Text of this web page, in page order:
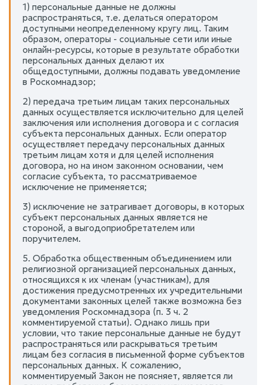
1) персональные данные не должны
распространяться, т.е. делаться оператором
доступными неопределенному кругу лиц. Таким
образом, операторы - социальные сети или иные
онлайн-ресурсы, которые в результате обработки
персональных данных делают их
общедоступными, должны подавать уведомление
в Роскомнадзор;
2) передача третьим лицам таких персональных
данных осуществляется исключительно для целей
заключения или исполнения договора и с согласия
субъекта персональных данных. Если оператор
осуществляет передачу персональных данных
третьим лицам хотя и для целей исполнения
договора, но на ином законном основании, чем
согласие субъекта, то рассматриваемое
исключение не применяется;
3) исключение не затрагивает договоры, в которых
субъект персональных данных является не
стороной, а выгодоприобретателем или
поручителем.
5. Обработка общественным объединением или
религиозной организацией персональных данных,
относящихся к их членам (участникам), для
достижения предусмотренных их учредительными
документами законных целей также возможна без
уведомления Роскомнадзора (п. 3 ч. 2
комментируемой статьи). Однако лишь при
условии, что такие персональные данные не будут
распространяться или раскрываться третьим
лицам без согласия в письменной форме субъектов
персональных данных. К сожалению,
комментируемый Закон не поясняет, является ли